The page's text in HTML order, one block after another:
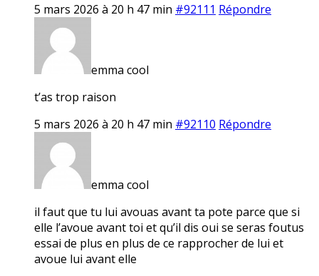
5 mars 2026 à 20 h 47 min #92111 Répondre
emma cool
t’as trop raison
5 mars 2026 à 20 h 47 min #92110 Répondre
emma cool
il faut que tu lui avouas avant ta pote parce que si
elle l’avoue avant toi et qu’il dis oui se seras foutus
essai de plus en plus de ce rapprocher de lui et
avoue lui avant elle